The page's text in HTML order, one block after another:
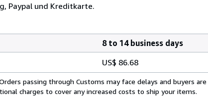
Paypal und Kreditkarte.
8 to 14 business days
US$ 86.68
passing through Customs may face delays and buyers
charges to cover any increased costs to ship your items.